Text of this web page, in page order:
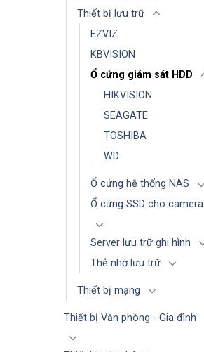
Thiết bị lưu trữ
EZVIZ
KBVISION
Ổ cứng giám sát HDD
HIKVISION
SEAGATE
TOSHIBA
WD
Ổ cứng hệ thống NAS
Ổ cứng SSD cho camera
Server lưu trữ ghi hình
Thẻ nhớ lưu trữ
Thiết bị mạng
Thiết bị Văn phòng - Gia đình